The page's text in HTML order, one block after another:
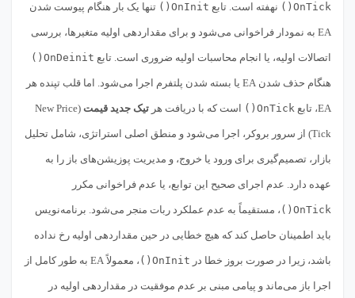
OnTick() نهفته است. تابع OnInit() تنها یک بار هنگام پیوست شدن
EA به نمودار فراخوانی می‌شود و برای مقداردهی اولیه متغیرها، بررسی
اتصالات اولیه، یا انجام محاسبات اولیه ضروری است. تابع OnDeinit()
هنگام حذف شدن EA یا بسته شدن پلتفرم اجرا می‌شود. اما قلب تپنده هر
EA، تابع OnTick() است که با دریافت هر تیک جدید قیمت (New Price
Tick) از سرور بروکر، اجرا می‌شود و منطق اصلی استراتژی، شامل تحلیل
بازار، تصمیم‌گیری برای ورود یا خروج، و مدیریت پوزیشن‌های باز را به
عهده دارد. عدم اجرای صحیح این توابع، یا عدم فراخوانی مکرر
OnTick() ، مستقیماً به عدم عملکرد ربات منجر می‌شود. برنامه‌نویس
باید اطمینان حاصل کند که هیچ خطایی در حین مقداردهی اولیه رخ نداده
باشد، زیرا در صورت بروز خطا در OnInit() ، معمولاً EA به طور کامل از
اجرا باز می‌ماند و پیامی مبنی بر عدم موفقیت در مقداردهی اولیه در